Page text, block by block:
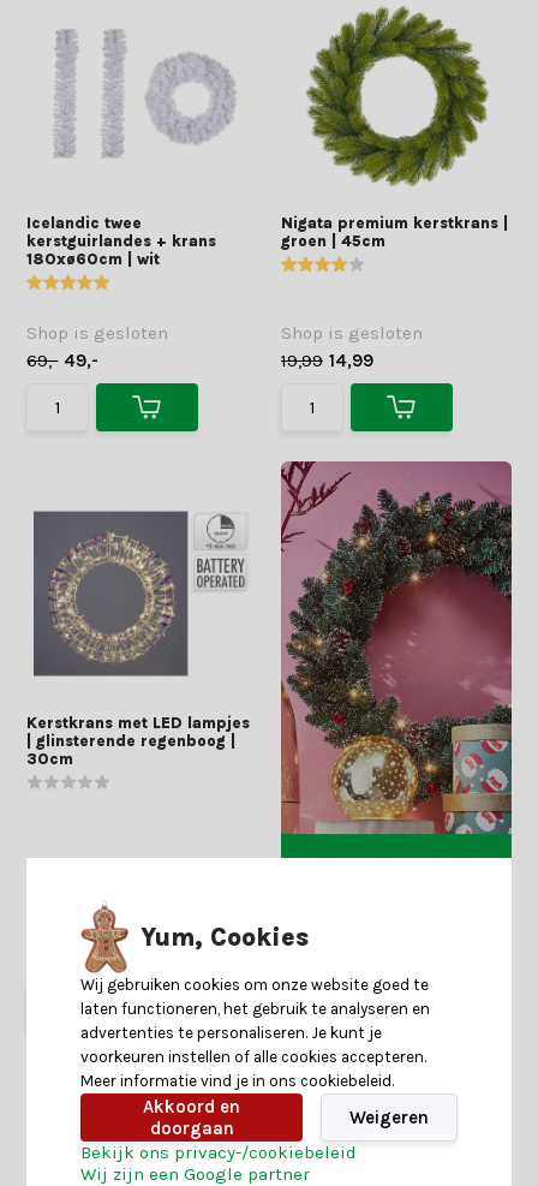
Icelandic twee
kerstguirlandes + krans
180xø60cm | wit
Shop is gesloten
69,- 49,-
Nigata premium kerstkrans |
groen | 45cm
Shop is gesloten
19,99 14,99
Kerstkrans met LED lampjes
| glinsterende regenboog |
30cm
Shop is gesloten
9,99
Start
keuzehulp
Yum, Cookies
Wij gebruiken cookies om onze website goed te
laten functioneren, het gebruik te analyseren en
advertenties te personaliseren. Je kunt je
voorkeuren instellen of alle cookies accepteren.
Meer informatie vind je in ons cookiebeleid.
Akkoord en
doorgaan
Weigeren
Bekijk ons privacy-/cookiebeleid
Wij zijn een Google partner